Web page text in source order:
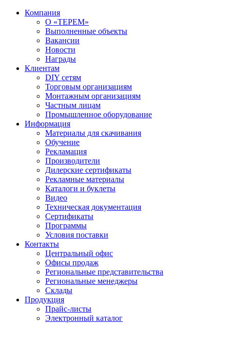
Компания
О «ТЕРЕМ»
Выполненные объекты
Вакансии
Новости
Награды
Клиентам
DIY сетям
Торговым организациям
Монтажным организациям
Частным лицам
Промышленное оборудование
Информация
Материалы для скачивания
Обучение
Рекламация
Производители
Дилерские сертификаты
Рекламные материалы
Каталоги и буклеты
Видео
Техническая документация
Сертификаты
Программы
Условия поставки
Контакты
Центральный офис
Офисы продаж
Региональные представительства
Региональные менеджеры
Склады
Продукция
Прайс-листы
Электронный каталог